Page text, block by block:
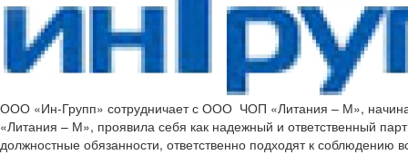
ООО «Ин-Групп» сотрудничает с ООО ЧОП «Литания – М»,
«Литания – М», проявила себя как надежный и ответственный
должностные обязанности, ответственно подходят к соблюдению